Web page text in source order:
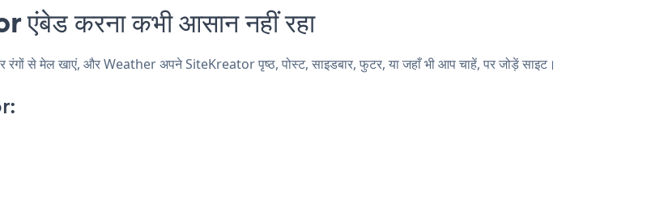
करना कभी आसान नहीं रहा
से मेल खाएं, और Weather अपने SiteKreator पृष्ठ, पोस्ट, साइडबार, फुटर, या जहाँ भी आप चाहें, पर जोड़ें साइट।